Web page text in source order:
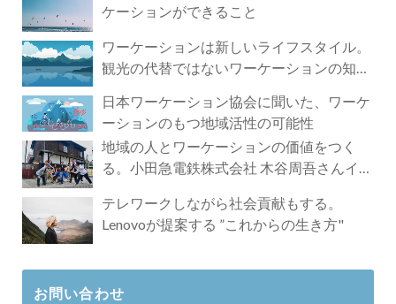
ケーションができること
ワーケーションは新しいライフスタイル。
観光の代替ではないワーケーションの知ら
日本ワーケーション協会に聞いた、ワーケ
ーションのもつ地域活性の可能性
地域の人とワーケーションの価値をつく
る。小田急電鉄株式会社 木谷周吾さんイン
テレワークしながら社会貢献もする。
Lenovoが提案する ”これからの生き方"
お問い合わせ